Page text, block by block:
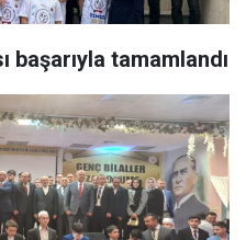
başarıyla tamamlandı